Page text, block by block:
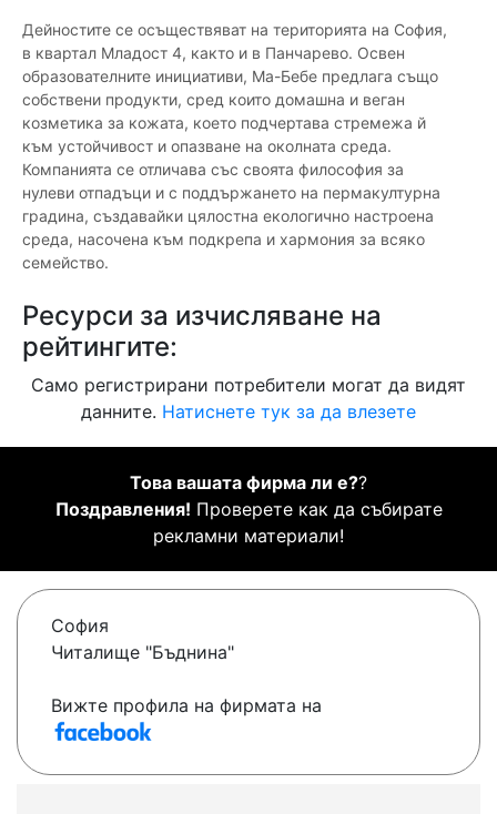
Дейностите се осъществяват на територията на София,
в квартал Младост 4, както и в Панчарево. Освен
образователните инициативи, Ма-Бебе предлага също
собствени продукти, сред които домашна и веган
козметика за кожата, което подчертава стремежа й
към устойчивост и опазване на околната среда.
Компанията се отличава със своята философия за
нулеви отпадъци и с поддържането на пермакултурна
градина, създавайки цялостна екологично настроена
среда, насочена към подкрепа и хармония за всяко
семейство.
Ресурси за изчисляване на
рейтингите:
Само регистрирани потребители могат да видят
данните. Натиснете тук за да влезете
Това вашата фирма ли е??
Поздравления! Проверете как да събирате
рекламни материали!
София
Читалище "Бъднина"
Вижте профила на фирмата на